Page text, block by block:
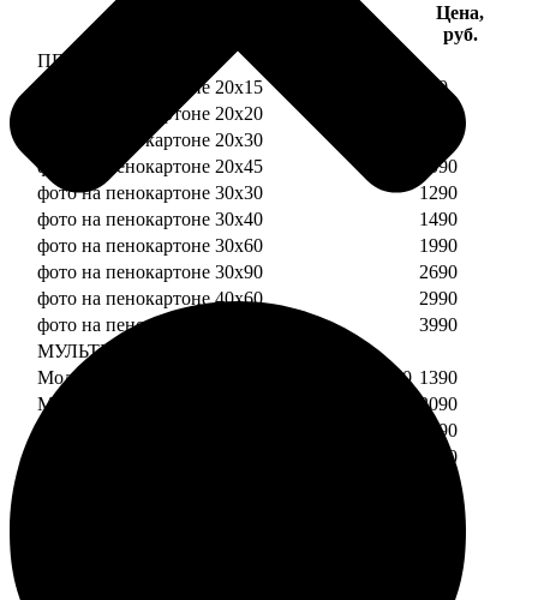
Цена,
руб.
ПЕНОКАРТОН
фото на пенокартоне 20х15
690
фото на пенокартоне 20х20
фото на пенокартоне 20х30
фото на пенокартоне 20х45
1090
фото на пенокартоне 30х30
1290
фото на пенокартоне 30х40
1490
фото на пенокартоне 30х60
1990
фото на пенокартоне 30х90
2690
фото на пенокартоне 40х60
2990
фото на пенокартоне 50х70
3990
МУЛЬТИПЕНОКАРТОН
Модульный пенокартон из двух частей 20х20 1390
Модульный пенокартон из трех частей 20х20
2090
1590
2390
2990